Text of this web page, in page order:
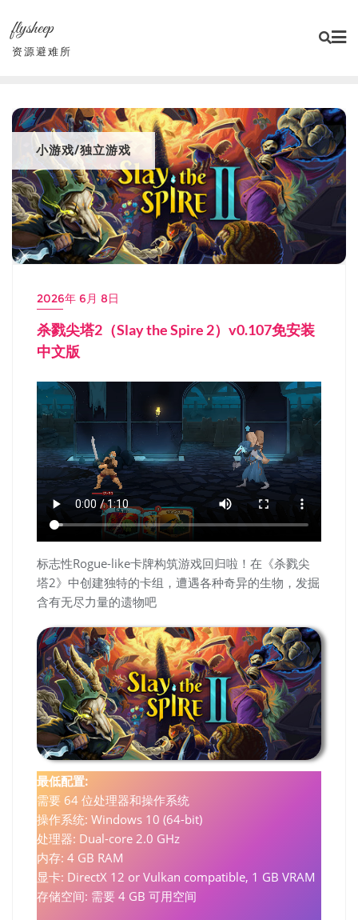
content
flysheep
资源避难所
小游戏/独立游戏
2026年 6月 8日
杀戮尖塔2（Slay the Spire 2）v0.107免安装
中文版
标志性Rogue-like卡牌构筑游戏回归啦！在《杀戮尖
塔2》中创建独特的卡组，遭遇各种奇异的生物，发掘
含有无尽力量的遗物吧
最低配置:
需要 64 位处理器和操作系统
操作系统: Windows 10 (64-bit)
处理器: Dual-core 2.0 GHz
内存: 4 GB RAM
显卡: DirectX 12 or Vulkan compatible, 1 GB VRAM
存储空间: 需要 4 GB 可用空间